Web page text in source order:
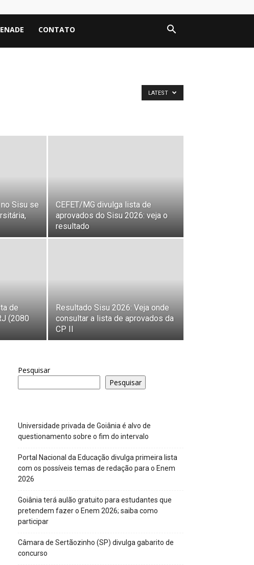
ENADE CONTATO
LATEST
Sisu se
CEFET/MG divulga lista de
aprovados do Sisu 2026: veja o
resultado
de
(2080
Resultado Sisu 2026: Veja onde
consultar a lista de aprovados da
CP II
Pesquisar
Pesquisar
Universidade privada de Goiânia é alvo de
questionamento sobre o fim do intervalo
Portal Nacional da Educação divulga primeira lista
com os possíveis temas de redação para o Enem
2026
Goiânia terá aulão gratuito para estudantes que
pretendem fazer o Enem 2026; saiba como
participar
Câmara de Sertãozinho (SP) divulga gabarito de
concurso